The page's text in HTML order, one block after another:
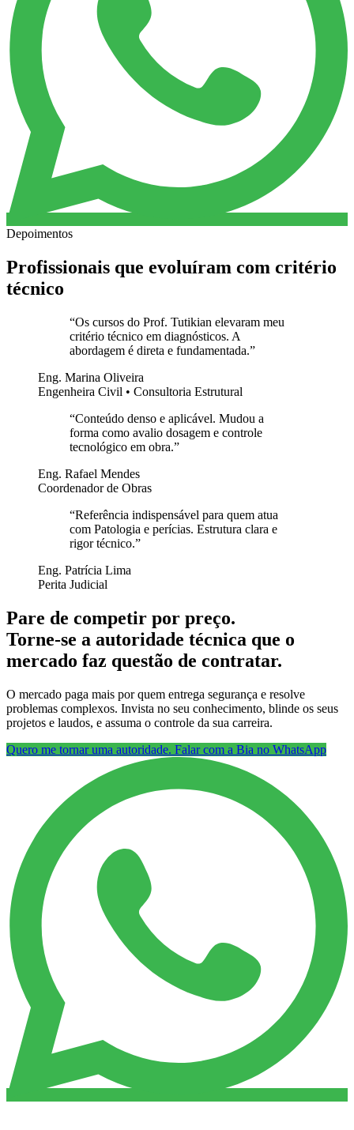
Depoimentos
Profissionais que evoluíram com critério
técnico
“Os cursos do Prof. Tutikian elevaram meu
critério técnico em diagnósticos. A
abordagem é direta e fundamentada.”
Eng. Marina Oliveira
Engenheira Civil • Consultoria Estrutural
“Conteúdo denso e aplicável. Mudou a
forma como avalio dosagem e controle
tecnológico em obra.”
Eng. Rafael Mendes
Coordenador de Obras
“Referência indispensável para quem atua
com Patologia e perícias. Estrutura clara e
rigor técnico.”
Eng. Patrícia Lima
Perita Judicial
Pare de competir por preço.
Torne-se a autoridade técnica que o
mercado faz questão de contratar.
O mercado paga mais por quem entrega segurança e resolve
problemas complexos. Invista no seu conhecimento, blinde os seus
projetos e laudos, e assuma o controle da sua carreira.
Quero me tornar uma autoridade. Falar com a Bia no WhatsApp